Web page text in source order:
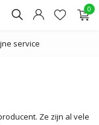
0
service
Ze zijn al vele